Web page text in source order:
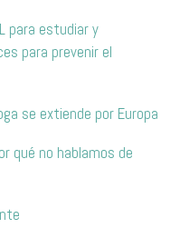
para estudiar y
para prevenir el
se extiende por Europa
qué no hablamos de